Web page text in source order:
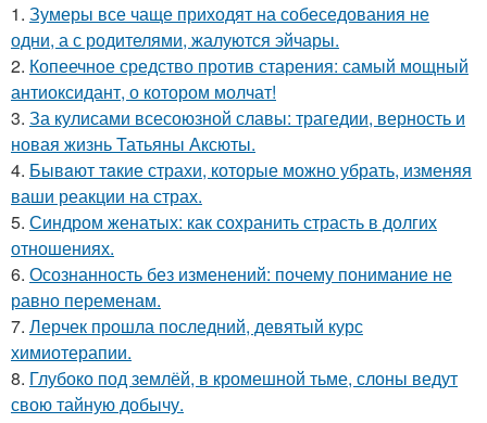
1. Зумеры все чаще приходят на собеседования не
одни, а с родителями, жалуются эйчары.
2. Копеечное средство против старения: самый мощный
антиоксидант, о котором молчат!
3. За кулисами всесоюзной славы: трагедии, верность и
новая жизнь Татьяны Аксюты.
4. Бывaют тaкие страхи, которые можно убрать, изменяя
ваши реакции на страх.
5. Синдром женатых: как сохранить страсть в долгих
отношениях.
6. Осознанность без изменений: почему понимание не
равно переменам.
7. Лерчек прошла последний, девятый курс
химиотерапии.
8. Глубоко под землёй, в кромешной тьме, слоны ведут
свою тайную добычу.